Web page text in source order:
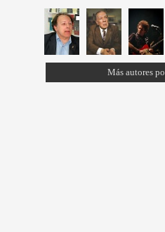
Más autores